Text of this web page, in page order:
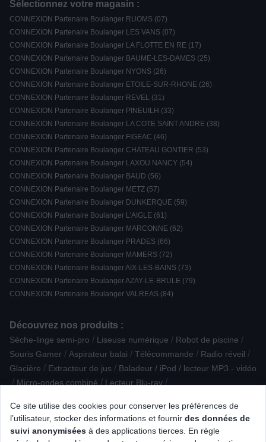
Ce site utilise des cookies pour conserver les préférences de
l’utilisateur, stocker des informations et fournir des données de
suivi anonymisées à des applications tierces. En règle
Sélectionnez votre magasin :
CONNEXION Partenaire Boulanger RUOMS (07)
CONNEXION Partenaire Boulanger LES VANS (07)
CONNEXION Partenaire Boulanger LA FLOTTE EN RE (17)
CONNEXION Partenaire Boulanger BAUME-LES-DAMES (25)
CONNEXION Partenaire Boulanger NYONS (26)
CONNEXION Partenaire Boulanger ETOILE-SUR-RHONE (26)
CONNEXION Partenaire Boulanger REVEL (31)
CONNEXION Partenaire Boulanger PINEUILH (33)
CONNEXION Partenaire Boulanger LA COTE SAINT ANDRE (38)
CONNEXION Partenaire Boulanger FIGEAC (46)
CONNEXION Partenaire Boulanger CHATEAU GONTIER (53)
CONNEXION Partenaire Boulanger LAXOU NANCY (54)
CONNEXION Partenaire Boulanger BAUD (56)
CONNEXION Partenaire Boulanger METZ (57)
CONNEXION Partenaire Boulanger DUNKERQUE (59)
CONNEXION Partenaire Boulanger L'AIGLE (61)
CONNEXION Partenaire Boulanger MARCONNE (62)
CONNEXION Partenaire Boulanger PRADES (66)
CONNEXION Partenaire Boulanger MAMERS (72)
CONNEXION Partenaire Boulanger AIX-LES-BAINS (73)
CONNEXION Partenaire Boulanger AZAY-LE-BRULE (79)
CONNEXION Partenaire Boulanger VALREAS (84)
Découvrez nos produits :
Sèche-linge semi-pro / Liseuse numérique / Robot de piscine /
Souris Gamer / Aspirateur balai / Télécommande / Radio réveil /
Glacière / Extracteur de jus / Baladeur / iPod / lecteur MP3 - vidéo
/ Micro-ondes combiné / Lecteur Blu-ray /
Micro-ondes monofonction / Cuisinière induction /
Casque sans fil et ANC Intra-auriculaire
Barbecue à charbon de bois Robot pâtissier Bague connectée